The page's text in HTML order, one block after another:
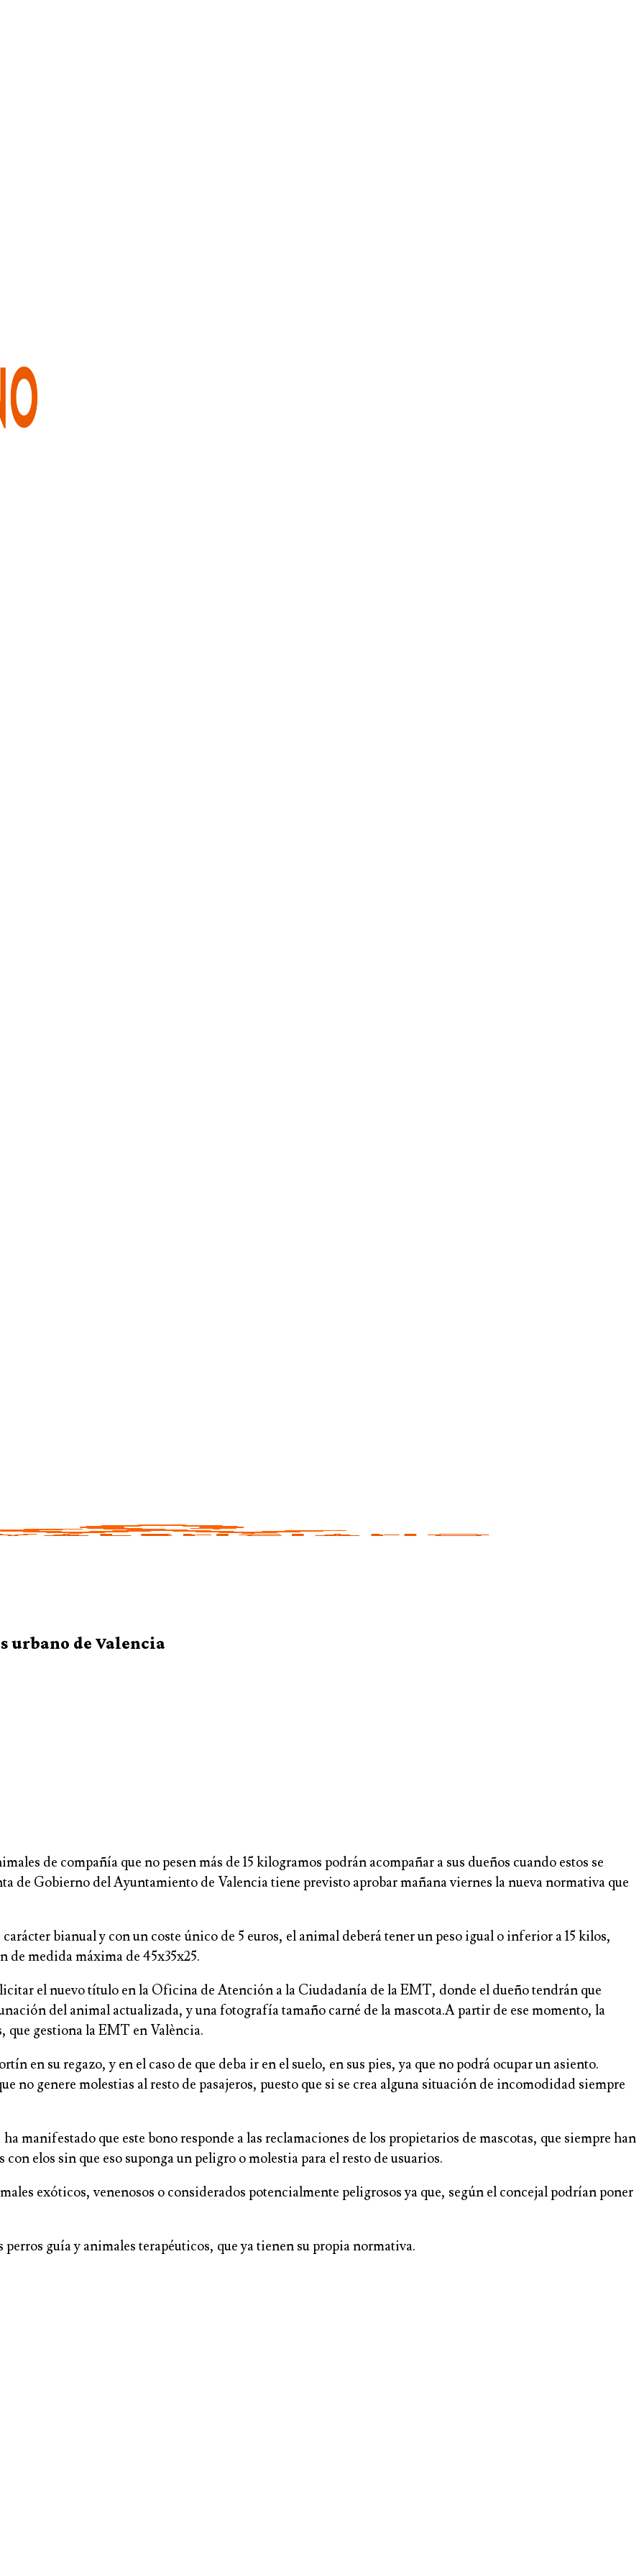
urbano de Valencia
de compañía que no pesen más de 15 kilogramos podrán acompañar a sus dueños cuando estos se
de Gobierno del Ayuntamiento de Valencia tiene previsto aprobar mañana viernes la nueva normativa que
bianual y con un coste único de 5 euros, el animal deberá tener un peso igual o inferior a 15 kilos,
medida máxima de 45x35x25.
el nuevo título en la Oficina de Atención a la Ciudadanía de la EMT, donde el dueño tendrán que
del animal actualizada, y una fotografía tamaño carné de la mascota.A partir de ese momento, la
que gestiona la EMT en València.
en su regazo, y en el caso de que deba ir en el suelo, en sus pies, ya que no podrá ocupar un asiento.
no genere molestias al resto de pasajeros, puesto que si se crea alguna situación de incomodidad siempre
manifestado que este bono responde a las reclamaciones de los propietarios de mascotas, que siempre han
elos sin que eso suponga un peligro o molestia para el resto de usuarios.
exóticos, venenosos o considerados potencialmente peligrosos ya que, según el concejal podrían poner
guía y animales terapéuticos, que ya tienen su propia normativa.